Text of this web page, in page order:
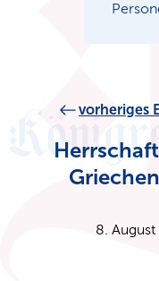
vorheriges
8.